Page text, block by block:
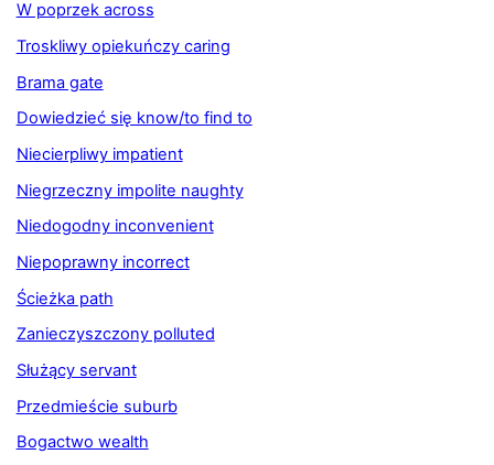
W poprzek across
Troskliwy opiekuńczy caring
Brama gate
Dowiedzieć się know/to find to
Niecierpliwy impatient
Niegrzeczny impolite naughty
Niedogodny inconvenient
Niepoprawny incorrect
Ścieżka path
Zanieczyszczony polluted
Służący servant
Przedmieście suburb
Bogactwo wealth